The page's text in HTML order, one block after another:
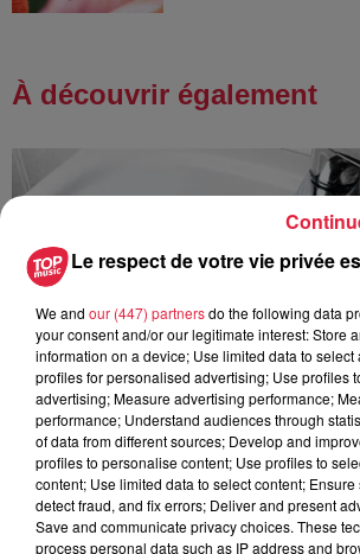
À découvrir également
Le respect de votre vie privée
We and our (447) partnersdo the following data
your consent and/or our legitimate interest: Store
information on a device; Use limited data to
profiles for personalised advertising; Use profiles
advertising; Measure advertising performance;
performance; Understand audiences through
of data from different sources; Develop and
profiles to personalise content; Use profiles to
content; Use limited data to select content;
detect fraud, and fix errors; Deliver and present
Save and communicate privacy choices. These
process personal data such as IP address and